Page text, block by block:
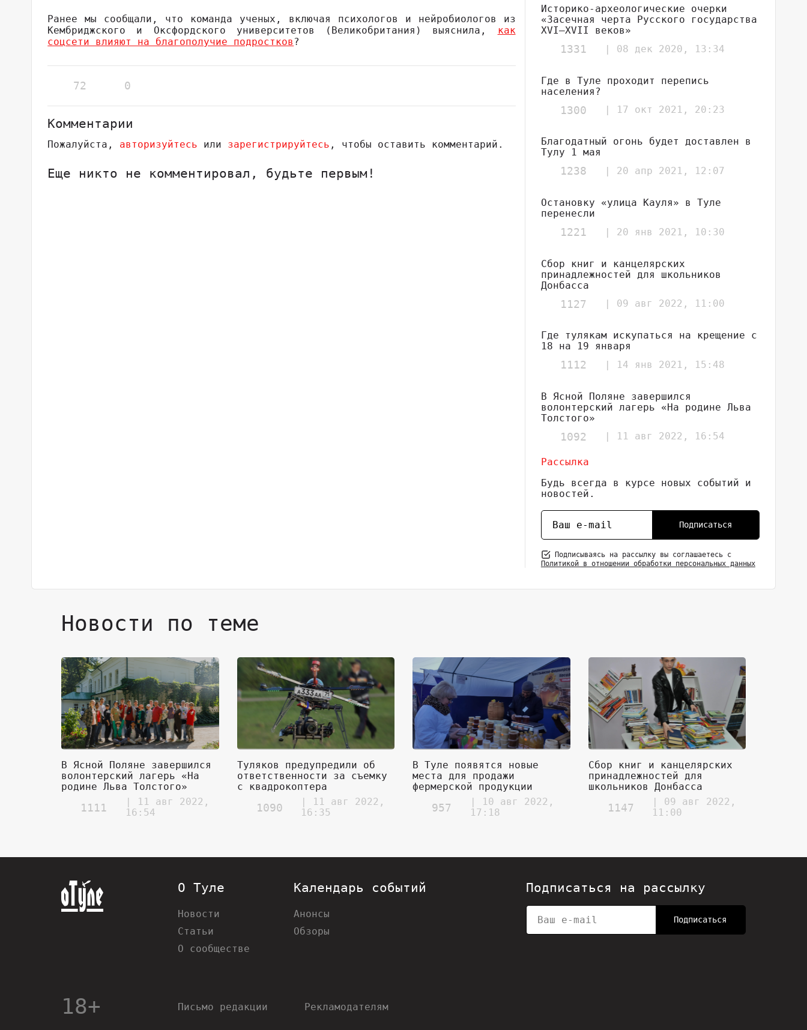
Ранее мы сообщали, что команда ученых, включая психологов и нейробиологов из
Кембриджского и Оксфордского университетов (Великобритания) выяснила, как
соцсети влияют на благополучие подростков ?
72 0
Комментарии
Пожалуйста, авторизуйтесь или зарегистрируйтесь , чтобы оставить комментарий.
Еще никто не комментировал, будьте первым!
Историко-археологические очерки
«Засечная черта Русского государства
XVI–XVII веков»
1331 | 08 дек 2020, 13:34
Где в Туле проходит перепись
населения?
1300 | 17 окт 2021, 20:23
Благодатный огонь будет доставлен в
Тулу 1 мая
1238 | 20 апр 2021, 12:07
Остановку «улица Кауля» в Туле
перенесли
1221 | 20 янв 2021, 10:30
Сбор книг и канцелярских
принадлежностей для школьников
Донбасса
1127 | 09 авг 2022, 11:00
Где тулякам искупаться на крещение с
18 на 19 января
1112 | 14 янв 2021, 15:48
В Ясной Поляне завершился
волонтерский лагерь «На родине Льва
Толстого»
1092 | 11 авг 2022, 16:54
Рассылка
Будь всегда в курсе новых событий и
новостей.
Подписаться
Подписываясь на рассылку вы соглашаетесь с
Политикой в отношении обработки персональных данных
Новости по теме
В Ясной Поляне завершился
волонтерский лагерь «На
родине Льва Толстого»
1111
| 11 авг 2022,
16:54
Туляков предупредили об
ответственности за съемку
с квадрокоптера
1090
| 11 авг 2022,
16:35
В Туле появятся новые
места для продажи
фермерской продукции
957
| 10 авг 2022,
17:18
Сбор книг и канцелярских
принадлежностей для
школьников Донбасса
1147
| 09 авг 2022,
11:00
О Туле
Новости
Статьи
О сообществе
Календарь событий
Анонсы
Обзоры
Подписаться на рассылку
Подписаться
18+ Письмо редакции Рекламодателям